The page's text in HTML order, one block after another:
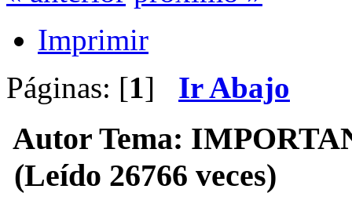
Imprimir
Páginas: [1] Ir Abajo
Autor Tema:
(Leído 26766 veces)